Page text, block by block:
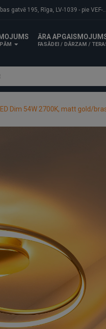
195, Rīga, LV-1039 - pie VEF-Gaisa tilta.
ĀRA
FASĀDEI / DĀRZAM /
Dim 54W 2700K, matt gold/